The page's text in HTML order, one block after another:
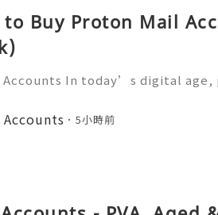
to Buy Proton Mail
Accounts In today’s digital age,
encrypted email service
Bu5小時前